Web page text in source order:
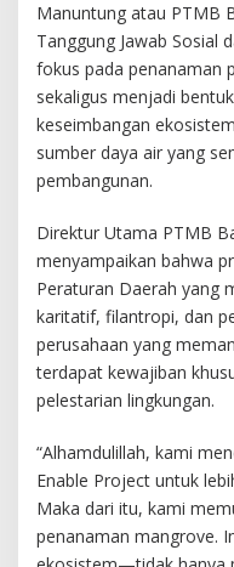
Manuntung atau PTMB
Tanggung Jawab Sosial
fokus pada penanaman
sekaligus menjadi
keseimbangan
sumber daya air yang
pembangunan.
Direktur Utama PTMB
menyampaikan bahwa
Peraturan Daerah yang
karitatif, filantropi, dan
perusahaan yang
terdapat kewajiban
pelestarian lingkungan.
“Alhamdulillah, kami
Enable Project untuk
Maka dari itu, kami
penanaman mangrove.